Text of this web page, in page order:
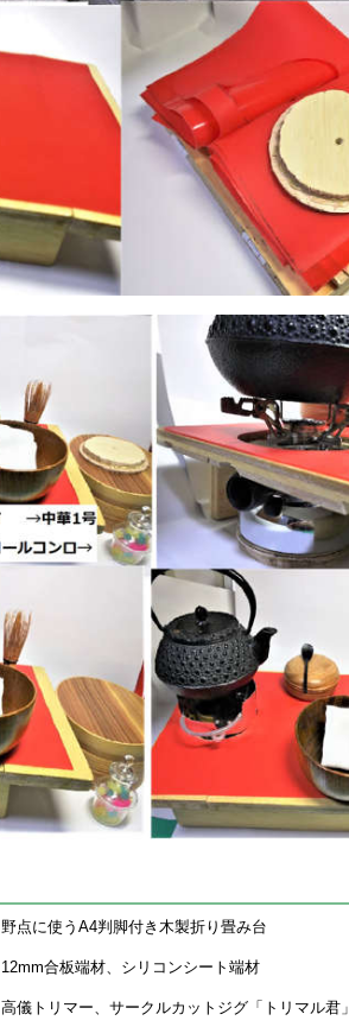
野点に使うA4判脚付き木製折り畳み台
12mm合板端材、シリコンシート端材
高儀トリマー、サークルカットジグ「トリマル君」